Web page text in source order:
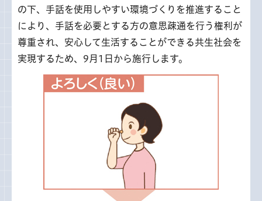
の下、手話を使用しやすい環境づくりを推進すること
により、手話を必要とする方の意思疎通を行う権利が
尊重され、安心して生活することができる共生社会を
実現するため、9月1日から施行します。